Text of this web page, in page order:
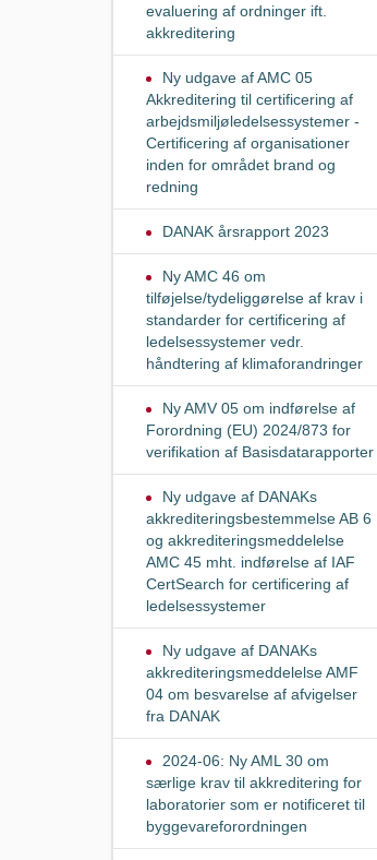
evaluering af ordninger ift.
akkreditering
Ny udgave af AMC 05
Akkreditering til certificering af
arbejdsmiljøledelsessystemer -
Certificering af organisationer
inden for området brand og
redning
DANAK årsrapport 2023
Ny AMC 46 om
tilføjelse/tydeliggørelse af krav i
standarder for certificering af
ledelsessystemer vedr.
håndtering af klimaforandringer
Ny AMV 05 om indførelse af
Forordning (EU) 2024/873 for
verifikation af Basisdatarapporter
Ny udgave af DANAKs
akkrediteringsbestemmelse AB 6
og akkrediteringsmeddelelse
AMC 45 mht. indførelse af IAF
CertSearch for certificering af
ledelsessystemer
Ny udgave af DANAKs
akkrediteringsmeddelelse AMF
04 om besvarelse af afvigelser
fra DANAK
2024-06: Ny AML 30 om
særlige krav til akkreditering for
laboratorier som er notificeret til
byggevareforordningen